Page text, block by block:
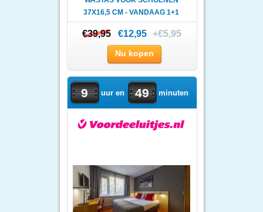
37X16,5 CM - VANDAAG 1+1
GRAT..
€39,95
€39,95 €12,95 +€5,95
Nu kopen
9 uur en 49 minuten